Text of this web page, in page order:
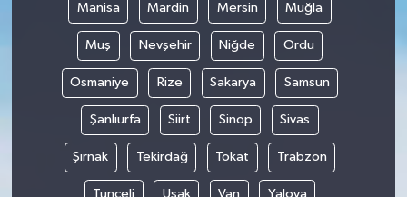
Manisa Mardin Mersin Muğla
Muş Nevşehir Niğde Ordu
Osmaniye Rize Sakarya Samsun
Şanlıurfa Siirt Sinop Sivas
Şırnak Tekirdağ Tokat Trabzon
Tunceli Uşak Van Yalova